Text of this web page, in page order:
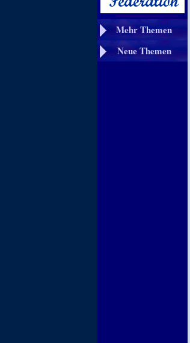
Mehr Themen
Neue Themen